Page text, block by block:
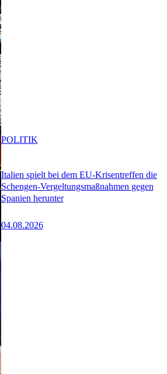
Italien spielt bei dem EU-Krisentreffen die
Schengen-Vergeltungsmaßnahmen gegen
Spanien herunter
04.08.2026
POLITIK